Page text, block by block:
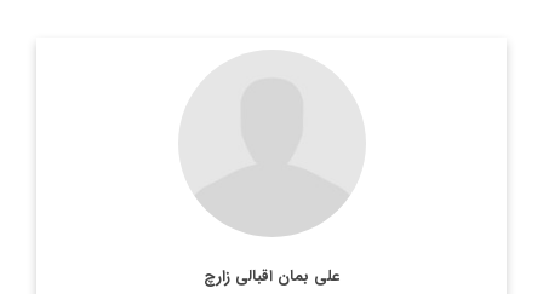
علی بمان اقبالی زارچ
دیپلمات و کارشناس ارشد یورآسیا